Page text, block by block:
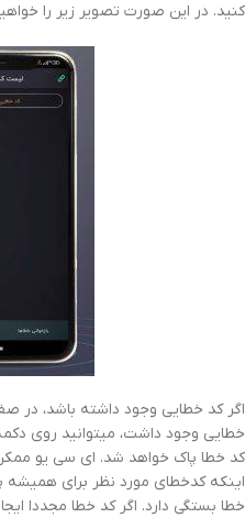
کنید. در این صورت تصویر زیر را
اگر کد خطایی وجود داشته باشد، در
خطایی وجود داشت، میتوانید روی
کد خطا پاک خواهد شد. ای سی یو
اینکه کدخطای مورد نظر برای
خطا بستگی دارد. اگر کد خطا مجددا